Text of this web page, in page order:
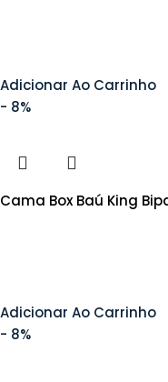
Adicionar Ao Carrinho
- 8%
Cama Box Baú King
Adicionar Ao Carrinho
- 8%